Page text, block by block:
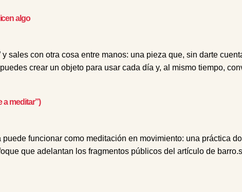
algo
sales con otra cosa entre manos: una pieza que, sin darte
crear un objeto para usar cada día y, al mismo tiempo,
a meditar”)
funcionar como meditación en movimiento: una práctica
que adelantan los fragmentos públicos del artículo de